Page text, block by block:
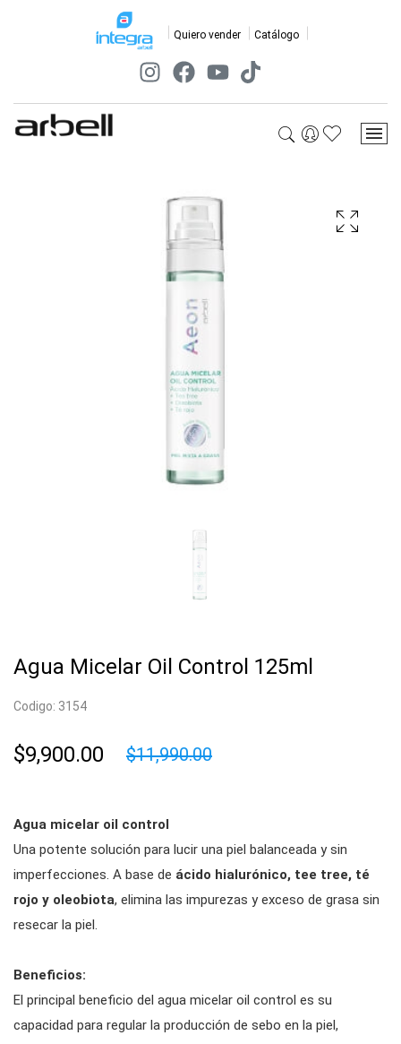
Quiero vender Catálogo
Agua Micelar Oil Control 125ml
Codigo: 3154
$9,900.00 $11,990.00
Agua micelar oil control
Una potente solución para lucir una piel balanceada y sin
imperfecciones. A base de ácido hialurónico, tee tree, té
rojo y oleobiota, elimina las impurezas y exceso de grasa sin
resecar la piel.
Beneficios:
El principal beneficio del agua micelar oil control es su
capacidad para regular la producción de sebo en la piel,